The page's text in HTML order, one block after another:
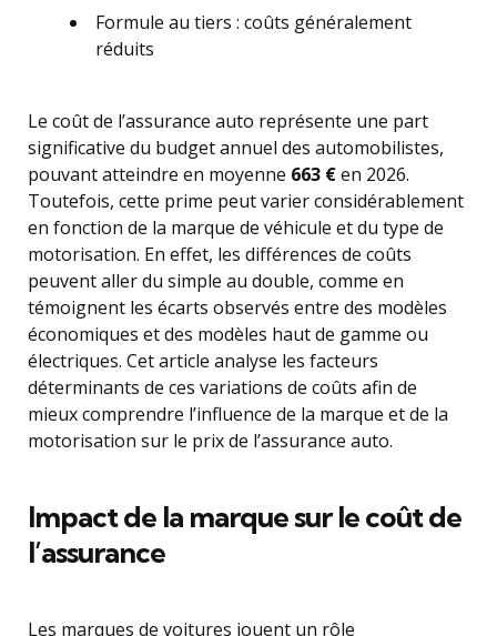
Formule au tiers : coûts généralement
réduits
Le coût de l’assurance auto représente une part
significative du budget annuel des automobilistes,
pouvant atteindre en moyenne 663 €en 2026.
Toutefois, cette prime peut varier considérablement
en fonction de la marque de véhicule et du type de
motorisation. En effet, les différences de coûts
peuvent aller du simple au double, comme en
témoignent les écarts observés entre des modèles
économiques et des modèles haut de gamme ou
électriques. Cet article analyse les facteurs
déterminants de ces variations de coûts afin de
mieux comprendre l’influence de la marque et de la
motorisation sur le prix de l’assurance auto.
Impact de la marque sur le coût de
l’assurance
Les marques de voitures jouent un rôle